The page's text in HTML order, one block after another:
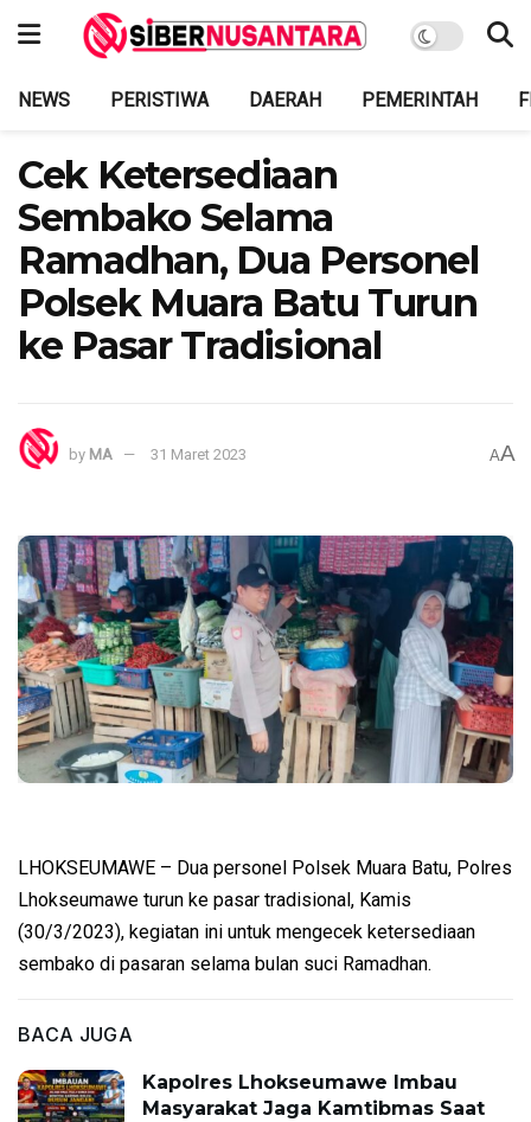
NEWS PERISTIWA DAERAH PEMERINTAH
Cek Ketersediaan
Sembako Selama
Ramadhan, Dua Personel
Polsek Muara Batu Turun
ke Pasar Tradisional
by MA 31 Maret 2023 AA
LHOKSEUMAWE – Dua personel Polsek Muara Batu, Polres
Lhokseumawe turun ke pasar tradisional, Kamis
(30/3/2023), kegiatan ini untuk mengecek ketersediaan
sembako di pasaran selama bulan suci Ramadhan.
BACA JUGA
Kapolres Lhokseumawe Imbau
Masyarakat Jaga Kamtibmas Saat